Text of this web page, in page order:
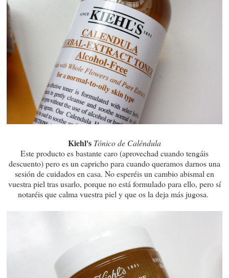
Kiehl's Tónico de Caléndula
Este producto es bastante caro (aprovechad cuando tengáis
descuento) pero es un capricho para cuando queramos darnos una
sesión de cuidados en casa. No esperéis un cambio abismal en
vuestra piel tras usarlo, porque no está formulado para ello, pero sí
notaréis que calma vuestra piel y que os la deja más jugosa.